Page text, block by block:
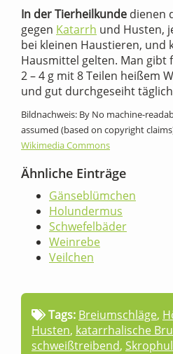
In der Tierheilkunde dienen
gegen Katarrh und Husten,
bei kleinen Haustieren, und
Hausmittel gelten. Man gibt
2 – 4 g mit 8 Teilen heißem
und gut durchgeseiht täglich
Bildnachweis: By No machine-
assumed (based on copyright
Wikimedia Commons
Ähnliche Einträge
Gänseblümchen
Holundermus
Schwefelbäder
Weinrebe
Veilchen
Tags: Breiumschläge,
Husten, katarrhalische
schweißtreibend,